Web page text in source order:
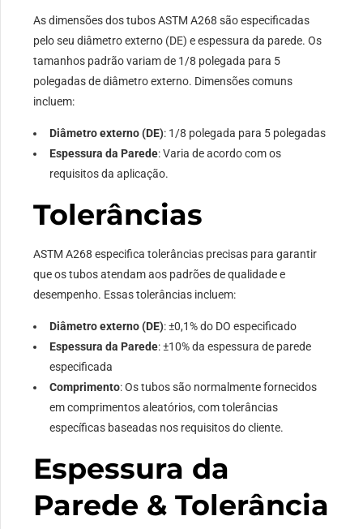
As dimensões dos tubos ASTM A268 são especificadas
pelo seu diâmetro externo (DE) e espessura da parede. Os
tamanhos padrão variam de 1/8 polegada para 5
polegadas de diâmetro externo. Dimensões comuns
incluem:
Diâmetro externo (DE): 1/8 polegada para 5 polegadas
Espessura da Parede: Varia de acordo com os
requisitos da aplicação.
Tolerâncias
ASTM A268 especifica tolerâncias precisas para garantir
que os tubos atendam aos padrões de qualidade e
desempenho. Essas tolerâncias incluem:
Diâmetro externo (DE): ±0,1% do DO especificado
Espessura da Parede: ±10% da espessura de parede
especificada
Comprimento: Os tubos são normalmente fornecidos
em comprimentos aleatórios, com tolerâncias
específicas baseadas nos requisitos do cliente.
Espessura da
Parede & Tolerância